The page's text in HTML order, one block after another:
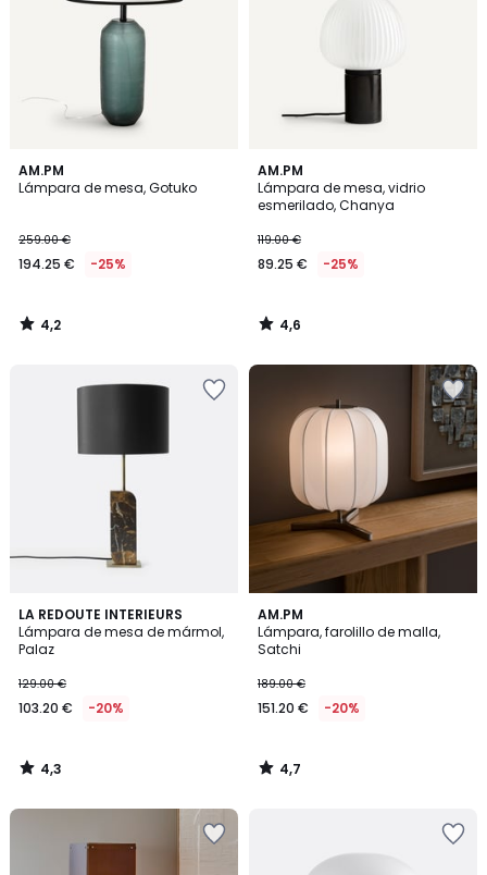
AM.PM
Lámpara de mesa, Gotuko
259.00 €
194.25 € -25%
4,2
/ 5
4,2
/
AM.PM
Lámpara de mesa, vidrio
esmerilado, Chanya
119.00 €
89.25 € -25%
4,6
/ 5
4,6
/
LA REDOUTE INTERIEURS
Lámpara de mesa de mármol,
Palaz
129.00 €
103.20 € -20%
4,3
/ 5
4,3
/
AM.PM
Lámpara, farolillo de malla,
Satchi
189.00 €
151.20 € -20%
4,7
/ 5
4,7
/